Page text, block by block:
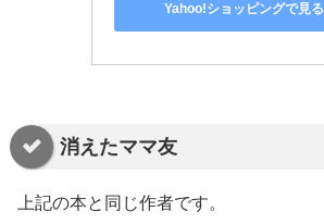
Yahoo!ショッピングで見る
消えたママ友
上記の本と同じ作者です。